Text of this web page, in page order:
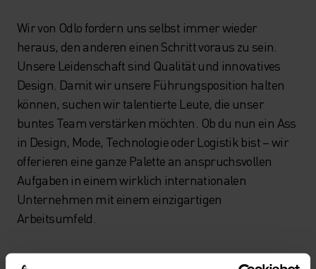
Wir von Odlo fordern uns selbst immer wieder
heraus, den anderen einen Schritt voraus zu sein.
Unsere Leidenschaft sind Qualität und innovatives
Design. Damit wir unsere Führungsposition halten
können, suchen wir talentierte Leute, die unser
buntes Team verstärken möchten. Ob du nun ein Ass
in Design, Mode, Technologie oder Logistik bist – wir
offerieren eine ganze Palette an anspruchsvollen
Aufgaben in einem wirklich internationalen
Unternehmen mit einem einzigartigen
Arbeitsumfeld.